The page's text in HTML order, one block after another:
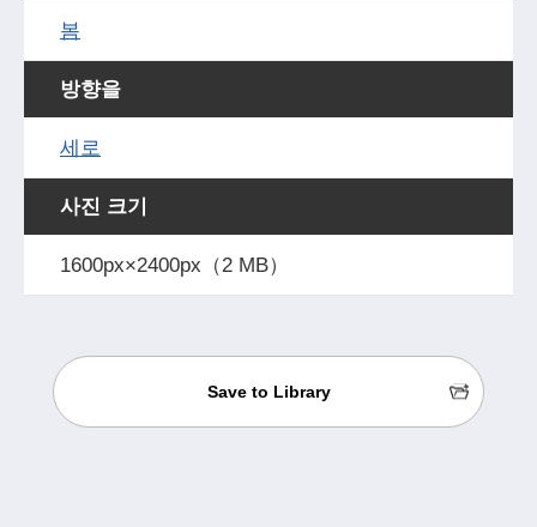
봄
방향을
세로
사진 크기
1600px×2400px（2 MB）
Save to Library